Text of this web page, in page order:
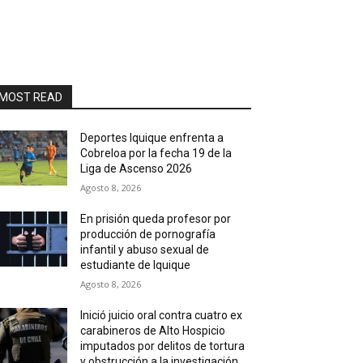
READ
Deportes Iquique enfrenta a
Cobreloa por la fecha 19 de la
Liga de Ascenso 2026
Agosto 8, 2026
En prisión queda profesor por
producción de pornografía
infantil y abuso sexual de
estudiante de Iquique
Agosto 8, 2026
Inició juicio oral contra cuatro ex
carabineros de Alto Hospicio
imputados por delitos de tortura